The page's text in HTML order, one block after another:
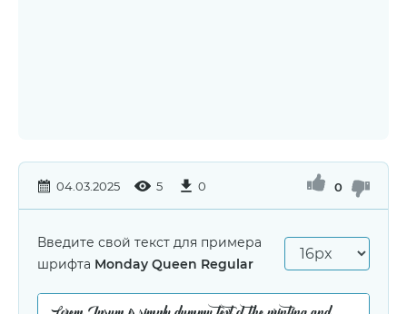
04.03.2025 5 0 0
Введите свой текст для примера
шрифта Monday Queen Regular